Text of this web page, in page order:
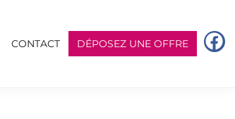
CONTACT DÉPOSEZ UNE OFFRE